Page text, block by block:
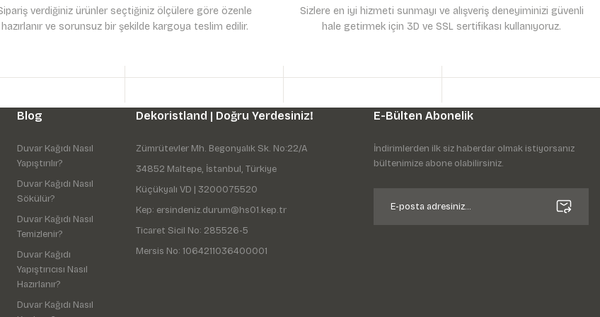
Gönder
verdiğiniz ürünler seçtiğiniz ölçülere göre özenle
hazırlanır ve sorunsuz bir şekilde kargoya teslim edilir.
Sizlere en iyi hizmeti sunmayı ve alışveriş deneyiminizi güvenli
hale getirmek için 3D ve SSL sertifikası kullanıyoruz.
Blog
Duvar Kağıdı Nasıl
Yapıştırılır?
Duvar Kağıdı Nasıl
Sökülür?
Duvar Kağıdı Nasıl
Temizlenir?
Duvar Kağıdı
Yapıştırıcısı Nasıl
Hazırlanır?
Duvar Kağıdı Nasıl
Dekoristland | Doğru Yerdesiniz!
Zümrütevler Mh. Begonyalık Sk. No:22/A
34852 Maltepe, İstanbul, Türkiye
Küçükyalı VD | 3200075520
Kep: ersindeniz.durum@hs01.kep.tr
Ticaret Sicil No: 285526-5
Mersis No: 1064211036400001
E-Bülten Abonelik
İndirimlerden ilk siz haberdar olmak istiyorsanız
bültenimize abone olabilirsiniz.